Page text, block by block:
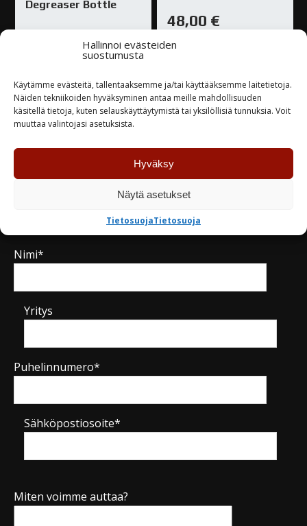
Hallinnoi evästeiden
suostumusta
Käytämme evästeitä, tallentaaksemme ja/tai käyttääksemme laitetietoja.
Näiden tekniikoiden hyväksyminen antaa meille mahdollisuuden
käsitellä tietoja, kuten selauskäyttäytymistä tai yksilöllisiä tunnuksia. Voit
muuttaa valintojasi asetuksista.
Hyväksy
Näytä asetukset
TietosuojaTietosuoja
Degreaser Bottle
15,00€
TUTUSTU
48,00 €
TUTUSTU
Nimi*
Yritys
Puhelinnumero*
Sähköpostiosoite*
Miten voimme auttaa?